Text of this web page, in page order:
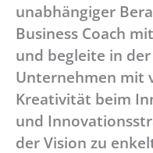
unabhängiger
Business Coach
und begleite in
Unternehmen mit
Kreativität beim
und
der Vision zu